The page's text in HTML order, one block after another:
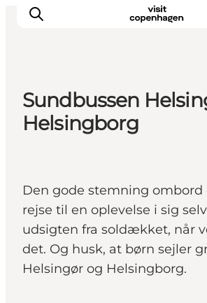
Aktiviteter
Spise og drikke
Sundbussen
Helsingborg
Den gode stemning ombord
rejse til en oplevelse i sig
udsigten fra soldækket, når
det. Og husk, at børn sejler
Helsingør og Helsingborg.